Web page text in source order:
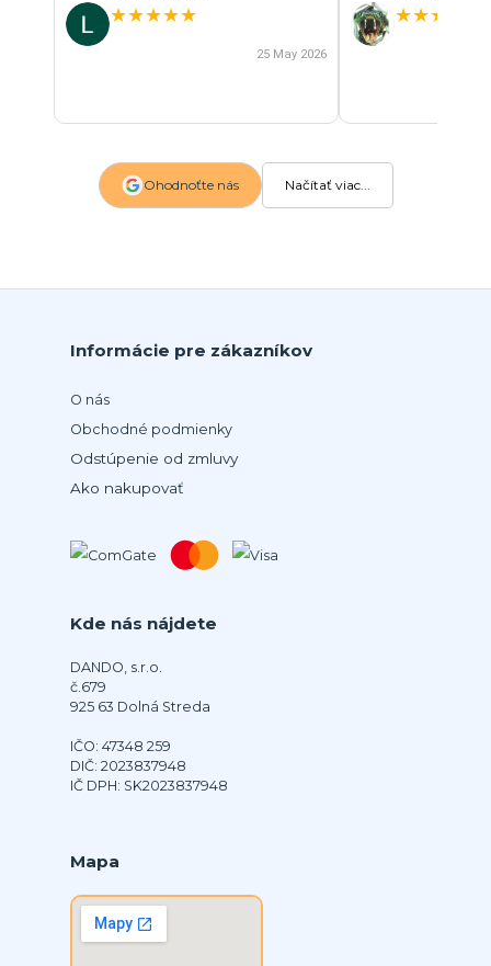
★★★★★
25 May 2026
★★★
Ohodnoťte nás Načítať viac...
Informácie pre zákazníkov
O nás
Obchodné podmienky
Odstúpenie od zmluvy
Ako nakupovať
Kde nás nájdete
DANDO, s.r.o.
č.679
925 63 Dolná Streda
IČO: 47348 259
DIČ: 2023837948
IČ DPH: SK2023837948
Mapa